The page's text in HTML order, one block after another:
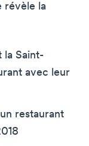
révèle la
la Saint-
avec leur
restaurant